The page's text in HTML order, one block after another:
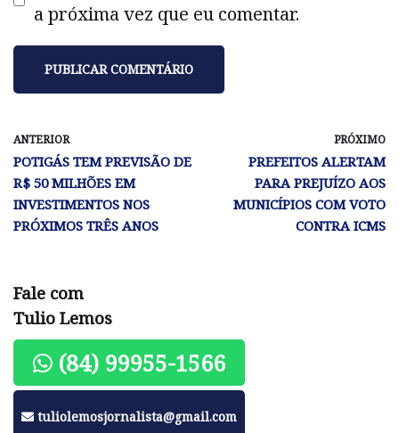
a próxima vez que eu comentar.
ANTERIOR
POTIGÁS TEM PREVISÃO DE
R$ 50 MILHÕES EM
INVESTIMENTOS NOS
PRÓXIMOS TRÊS ANOS
PRÓXIMO
PREFEITOS ALERTAM
PARA PREJUÍZO AOS
MUNICÍPIOS COM VOTO
CONTRA ICMS
Fale com
Tulio Lemos
(84) 99955-1566
tuliolemosjornalista@gmail.com